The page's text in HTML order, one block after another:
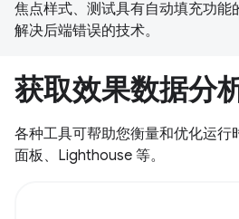
焦点样式、测试具有自动填充功能
解决后端错误的技术。
获取效果数据分
各种工具可帮助您衡量和优化运行
面板、Lighthouse 等。